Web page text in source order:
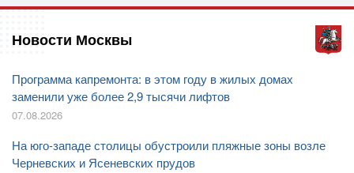
Новости Москвы
Программа капремонта: в этом году в жилых домах
заменили уже более 2,9 тысячи лифтов
07.08.2026
На юго-западе столицы обустроили пляжные зоны возле
Черневских и Ясеневских прудов